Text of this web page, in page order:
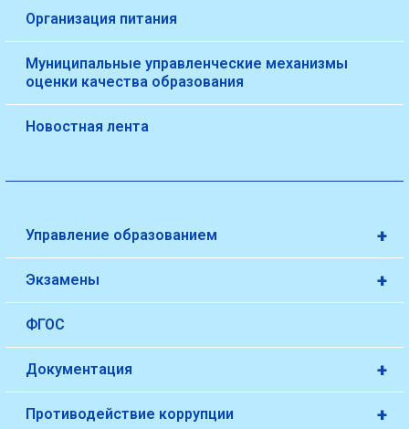
Организация питания
Муниципальные управленческие механизмы
оценки качества образования
Новостная лента
+
Управление образованием
+
Экзамены
ФГОС
+
Документация
+
Противодействие коррупции